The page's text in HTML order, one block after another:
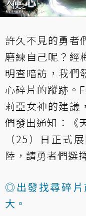
許久不見的勇者
磨練自己呢？經
明查暗訪，我們
心碎片的蹤跡。
莉亞女神的建議
們發出通知：《
（25）日正式
陸，請勇者們選
◎出發找尋碎片
大。